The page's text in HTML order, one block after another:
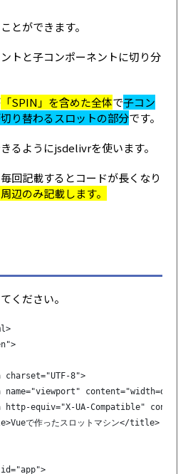
とができます。
トと子コンポーネントに切り分
「SPIN」を含めた全体で子コン
り替わるスロットの部分です。
るようにjsdelivrを使います。
回記載するとコードが長くなり
辺のみ記載します。
ください。
charset="UTF-8">
name="viewport"
http-equiv="X-UA-Compatible"
で作ったスロットマシン</title>
id="app">